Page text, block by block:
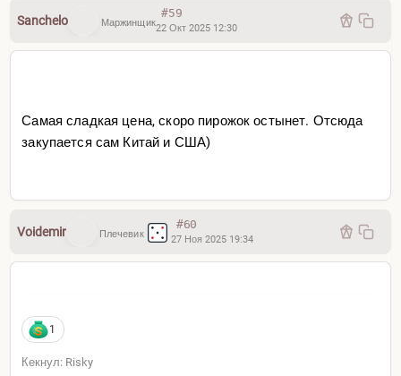
Sanchelo Маржинщик
#59
22 Окт 2025 12:30
Самая сладкая цена, скоро пирожок остынет. Отсюда
закупается сам Китай и США)
Voidemir Плечевик
#60
27 Ноя 2025 19:34
1
Кекнул: Risky